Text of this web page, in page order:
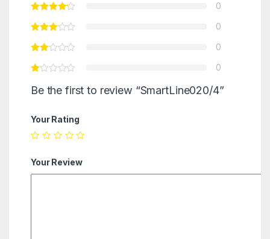
0
0
0
0
Be the first to review “SmartLine020/4”
Your Rating
Your Review